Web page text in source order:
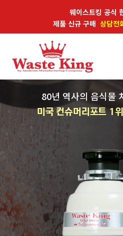
웨이스트킹 공식
제품 신규 구매 상담
80년 역사의 음식물
미국 컨슈머리포트 1위